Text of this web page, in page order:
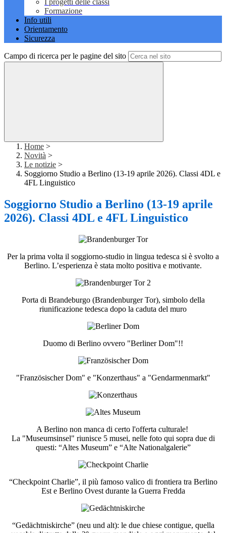
I progetti delle classi
Formazione
Info utili
Orientamento
Sicurezza
Campo di ricerca per le pagine del sito
Home >
Novità >
Le notizie >
Soggiorno Studio a Berlino (13-19 aprile 2026). Classi 4DL e
4FL Linguistico
Soggiorno Studio a Berlino (13-19 aprile
2026). Classi 4DL e 4FL Linguistico
Per la prima volta il soggiorno-studio in lingua tedesca si è svolto a
Berlino. L’esperienza è stata molto positiva e motivante.
Porta di Brandeburgo (Brandenburger Tor), simbolo della
riunificazione tedesca dopo la caduta del muro
Duomo di Berlino ovvero "Berliner Dom"!!
"Französischer Dom" e "Konzerthaus" a "Gendarmenmarkt"
A Berlino non manca di certo l'offerta culturale!
La "Museumsinsel" riunisce 5 musei, nelle foto qui sopra due di
questi: “Altes Museum” e “Alte Nationalgalerie”
“Checkpoint Charlie”, il più famoso valico di frontiera tra Berlino
Est e Berlino Ovest durante la Guerra Fredda
“Gedächtniskirche” (neu und alt): le due chiese contigue, quella